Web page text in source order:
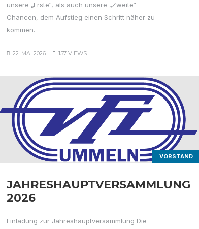
unsere „Erste“, als auch unsere „Zweite“
Chancen, dem Aufstieg einen Schritt näher zu
kommen.
22. MAI 2026 157 VIEWS
VORSTAND
JAHRESHAUPTVERSAMMLUNG
2026
Einladung zur Jahreshauptversammlung Die